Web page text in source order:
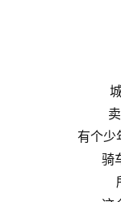
有个少
骑